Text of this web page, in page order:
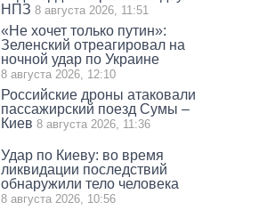
НПЗ 8 августа 2026, 11:51
«Не хочет только путин»:
Зеленский отреагировал на
ночной удар по Украине
8 августа 2026, 12:10
Российские дроны атаковали
пассажирский поезд Сумы –
Киев 8 августа 2026, 11:36
Удар по Киеву: во время
ликвидации последствий
обнаружили тело человека
8 августа 2026, 10:56